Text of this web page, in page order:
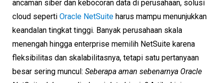
ancaman siber dan kebocoran data di perusahaan, solusi
cloud seperti Oracle NetSuite harus mampu menunjukkan
keandalan tingkat tinggi. Banyak perusahaan skala
menengah hingga enterprise memilih NetSuite karena
fleksibilitas dan skalabilitasnya, tetapi satu pertanyaan
besar sering muncul: Seberapa aman sebenarnya Oracle